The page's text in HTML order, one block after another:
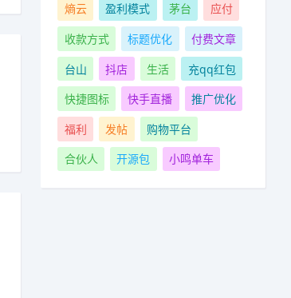
熵云
盈利模式 茅台
应付
收款方式
标题优化
付费文章
台山
抖店 生活
充qq红包
快捷图标
快手直播
推广优化
福利
发帖
购物平台
合伙人
开源包 小鸣单车